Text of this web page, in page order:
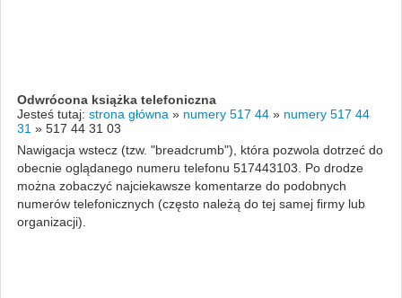
Odwrócona książka telefoniczna
Jesteś tutaj: strona główna » numery 517 44 » numery 517 44
31 » 517 44 31 03
Nawigacja wstecz (tzw. "breadcrumb"), która pozwola dotrzeć do
obecnie oglądanego numeru telefonu 517443103. Po drodze
można zobaczyć najciekawsze komentarze do podobnych
numerów telefonicznych (często należą do tej samej firmy lub
organizacji).